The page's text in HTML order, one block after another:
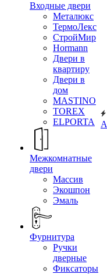
Входные двери
Металюкс
ТермоЛекс
СтройМир
Hormann
Двери в
квартиру
Двери в
дом
MASTINO
TOREX
ELPORTA
Межкомнатные
двери
Массив
Экошпон
Эмаль
Фурнитура
Ручки
дверные
Фиксаторы